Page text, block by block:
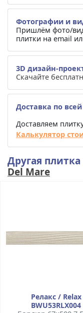
Фотографии и
Пришлём фото/
плитки на email
3D дизайн-
Скачайте
Доставка по
Доставляем
Калькулятор
Другая
Del Mare
Релакс / Relax
BWU53RLX004